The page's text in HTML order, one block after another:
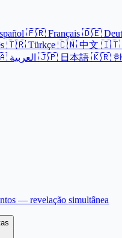
🇫🇷 Français 🇩🇪
🇹🇷 Türkçe 🇨🇳 中文 🇮🇹
🇯🇵 日本語 🇰🇷
— revelação simultânea